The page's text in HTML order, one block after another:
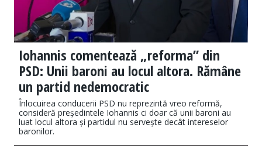
Iohannis comentează „reforma” din
PSD: Unii baroni au locul altora. Rămâne
un partid nedemocratic
Înlocuirea conducerii PSD nu reprezintă vreo reformă,
consideră președintele Iohannis ci doar că unii baroni au
luat locul altora și partidul nu servește decât intereselor
baronilor.